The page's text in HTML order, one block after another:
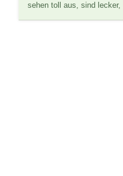
sehen toll aus, sind